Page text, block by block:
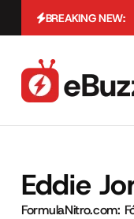
BREAKING NEW:
Eddie
FormulaNitro.com: